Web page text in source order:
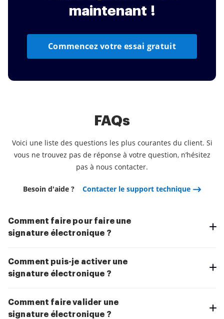
maintenant !
Commencez votre essai gratuit
FAQs
Voici une liste des questions les plus courantes du client. Si
vous ne trouvez pas de réponse à votre question, n’hésitez
pas à nous contacter.
Besoin d'aide ? Contacter le support technique
Comment faire pour faire une
signature électronique ?
Comment puis-je activer une
signature électronique ?
Comment faire valider une
signature électronique ?